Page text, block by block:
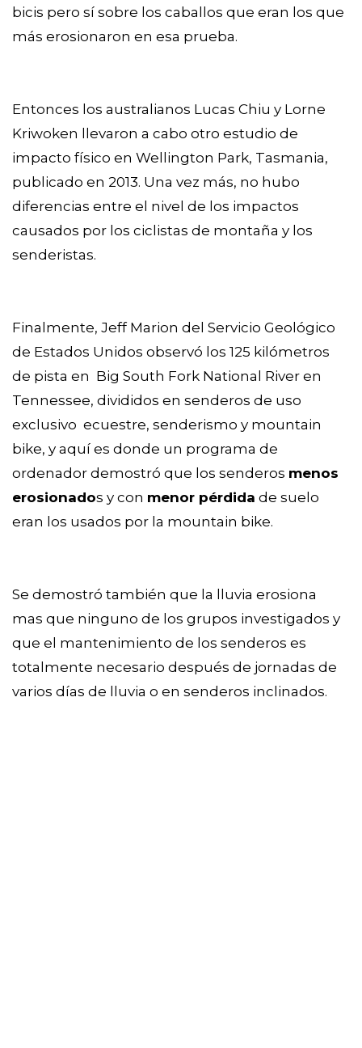
bicis pero sí sobre los caballos que eran los que
más erosionaron en esa prueba.
Entonces los australianos Lucas Chiu y Lorne
Kriwoken llevaron a cabo otro estudio de
impacto físico en Wellington Park, Tasmania,
publicado en 2013. Una vez más, no hubo
diferencias entre el nivel de los impactos
causados por los ciclistas de montaña y los
senderistas.
Finalmente, Jeff Marion del Servicio Geológico
de Estados Unidos observó los 125 kilómetros
de pista en Big South Fork National River en
Tennessee, divididos en senderos de uso
exclusivo ecuestre, senderismo y mountain
bike, y aquí es donde un programa de
ordenador demostró que los senderos menos
erosionados y con menor pérdida de suelo
eran los usados por la mountain bike.
Se demostró también que la lluvia erosiona
mas que ninguno de los grupos investigados y
que el mantenimiento de los senderos es
totalmente necesario después de jornadas de
varios días de lluvia o en senderos inclinados.